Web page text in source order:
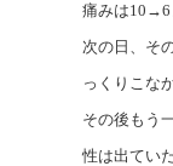
痛みは10→6
次の日、そ
っくりこな
その後もう
性は出てい